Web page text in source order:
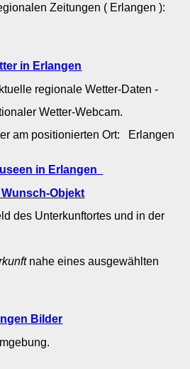
Zeitungen ( Erlangen ):
in Erlangen
regionale Wetter-Daten -
Wetter-Webcam.
am positionierten Ort: Erlangen
in Erlangen
des Unterkunftortes und in der
nahe eines ausgewählten
Bilder